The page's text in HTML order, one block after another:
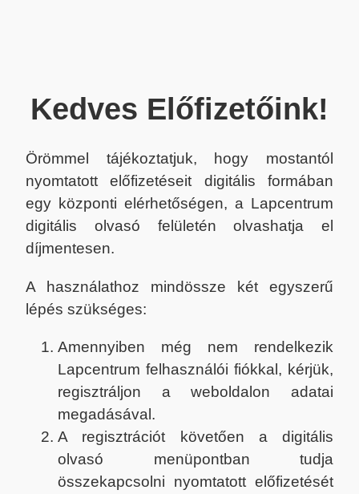
Kedves Előfizetőink!
Örömmel tájékoztatjuk, hogy mostantól
nyomtatott előfizetéseit digitális formában
egy központi elérhetőségen, a Lapcentrum
digitális olvasó felületén olvashatja el
díjmentesen.
A használathoz mindössze két egyszerű
lépés szükséges:
Amennyiben még nem rendelkezik
Lapcentrum felhasználói fiókkal, kérjük,
regisztráljon a weboldalon adatai
megadásával.
A regisztrációt követően a digitális
olvasó menüpontban tudja
összekapcsolni nyomtatott előfizetését